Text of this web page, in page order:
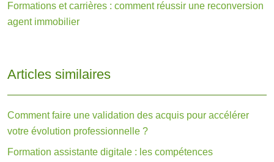
Formations et carrières : comment réussir une reconversion
agent immobilier
Articles similaires
Comment faire une validation des acquis pour accélérer
votre évolution professionnelle ?
Formation assistante digitale : les compétences